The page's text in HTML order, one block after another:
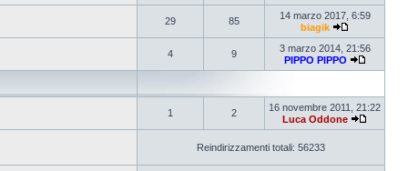
29 85
14 marzo 2017, 6:59
biagik
4 9
3 marzo 2014, 21:56
PIPPO PIPPO
1 2
16 novembre 2011, 21:22
Luca Oddone
Reindirizzamenti totali: 56233